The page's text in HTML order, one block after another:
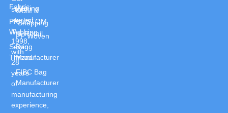
story
started
in
1998,
with
28
years
of
manufacturing
experience,
Fabric
PP
Webbing
Sewing
Thread
Mining
Shopping
& Retail
OEM &
CUSTOM
PP Woven
Bag
Manufacturer
FIBC Bag
Manufacturer